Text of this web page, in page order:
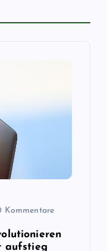
Kommentare
aufstieg